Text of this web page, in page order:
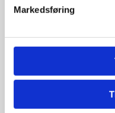
Markedsføring
Haugsvær Auto
AS
Sognevegen
5983 Haugsvær